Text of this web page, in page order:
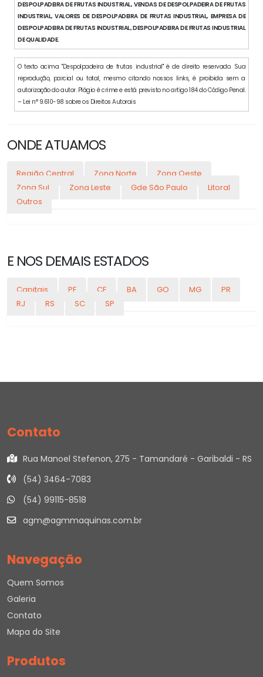
DESPOLPADEIRA DE FRUTAS INDUSTRIAL, VENDAS DE DESPOLPADEIRA DE FRUTAS
INDUSTRIAL, VALORES DE DESPOLPADEIRA DE FRUTAS INDUSTRIAL, EMPRESA DE
DESPOLPADEIRA DE FRUTAS INDUSTRIAL, DESPOLPADEIRA DE FRUTAS INDUSTRIAL
DE QUALIDADE.
O texto acima "Despolpadeira de frutas industrial" é de direito reservado. Sua
reprodução, parcial ou total, mesmo citando nossos links, é proibida sem a
autorização do autor. Plágio é crime e está previsto no artigo 184 do Código Penal.
– Lei n° 9.610-98 sobre os Direitos Autorais
ONDE ATUAMOS
Região Central Zona Norte
Zona Oeste
Zona Sul
Zona Leste Gde São Paulo
Litoral
Outros
E NOS DEMAIS ESTADOS
Capitais PE CE BA GO MG
PR
RJ
RS SC SP
Contato
Rua Manoel Stefenon, 275 - Tamandaré - Garibaldi - RS
(54) 3464-7083
(54) 99115-8518
agm@agmmaquinas.com.br
Navegação
Quem Somos
Galeria
Contato
Mapa do Site
Produtos